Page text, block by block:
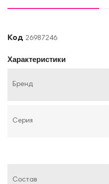
Код 26987246
Характеристики
Бренд
Серия
Состав